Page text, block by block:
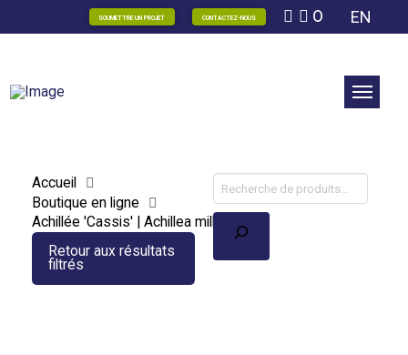
SOUMETTRE UN PROJET CONTACTEZ-NOUS 0 EN
Accueil
Boutique en ligne
Achillée 'Cassis' | Achillea millefolium
Retour aux résultats
filtrés
Recherche